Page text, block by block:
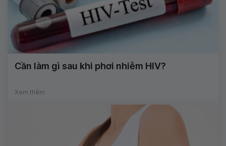
Cần làm gì sau khi phơi nhiễm HIV?
Xem thêm